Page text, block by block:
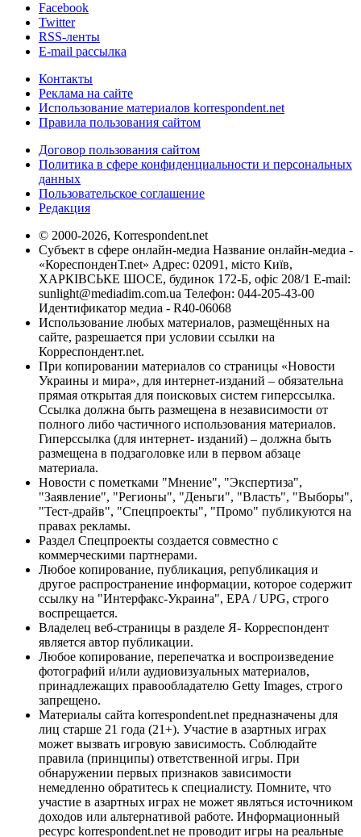
Facebook
Twitter
RSS-ленты
E-mail рассылка
Контакты
Реклама на сайте
Использование материалов korrespondent.net
Правила пользования сайтом
Договор пользования сайтом
Политика в сфере конфиденциальности и персональных
данных
Пользовательское соглашение
Редакция
© 2000-2026, Korrespondent.net
Субъект в сфере онлайн-медиа Название онлайн-медиа -
«КореспонденТ.net» Адрес: 02091, місто Київ,
ХАРКІВСЬКЕ ШОСЕ, будинок 172-Б, офіс 208/1 E-mail:
sunlight@mediadim.com.ua Телефон: 044-205-43-00
Идентификатор медиа - R40-06068
Использование любых материалов, размещённых на
сайте, разрешается при условии ссылки на
Корреспондент.net.
При копировании материалов со страницы «Новости
Украины и мира», для интернет-изданий – обязательна
прямая открытая для поисковых систем гиперссылка.
Ссылка должна быть размещена в независимости от
полного либо частичного использования материалов.
Гиперссылка (для интернет- изданий) – должна быть
размещена в подзаголовке или в первом абзаце
материала.
Новости с пометками "Мнение", "Экспертиза",
"Заявление", "Регионы", "Деньги", "Власть", "Выборы",
"Тест-драйв", "Спецпроекты", "Промо" публикуются на
правах рекламы.
Раздел Спецпроекты создается совместно с
коммерческими партнерами.
Любое копирование, публикация, републикация и
другое распространение информации, которое содержит
ссылку на "Интерфакс-Украина", EPA / UPG, строго
воспрещается.
Владелец веб-страницы в разделе Я- Корреспондент
является автор публикации.
Любое копирование, перепечатка и воспроизведение
фотографий и/или аудиовизуальных материалов,
принадлежащих правообладателю Getty Images, строго
запрещено.
Материалы сайта korrespondent.net предназначены для
лиц старше 21 года (21+). Участие в азартных играх
может вызвать игровую зависимость. Соблюдайте
правила (принципы) ответственной игры. При
обнаружении первых признаков зависимости
немедленно обратитесь к специалисту. Помните, что
участие в азартных играх не может являться источником
доходов или альтернативой работе. Информационный
ресурс korrespondent.net не проводит игры на реальные